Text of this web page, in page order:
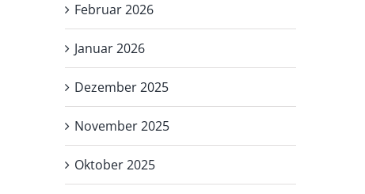
Februar 2026
Januar 2026
Dezember 2025
November 2025
Oktober 2025